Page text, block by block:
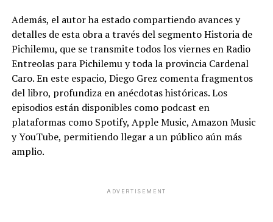
Además, el autor ha estado compartiendo avances y
detalles de esta obra a través del segmento Historia de
Pichilemu, que se transmite todos los viernes en Radio
Entreolas para Pichilemu y toda la provincia Cardenal
Caro. En este espacio, Diego Grez comenta fragmentos
del libro, profundiza en anécdotas históricas. Los
episodios están disponibles como podcast en
plataformas como Spotify, Apple Music, Amazon Music
y YouTube, permitiendo llegar a un público aún más
amplio.
ADVERTISEMENT